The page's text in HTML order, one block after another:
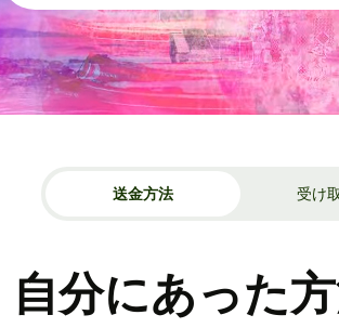
送金方法 受け
自分にあった